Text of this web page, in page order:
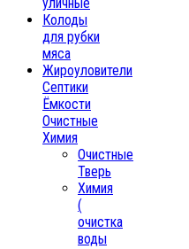
Колоды
для рубки
мяса
Жироуловители
Септики
Ёмкости
Очистные
Химия
Очистные
Тверь
Химия
(
очистка
воды